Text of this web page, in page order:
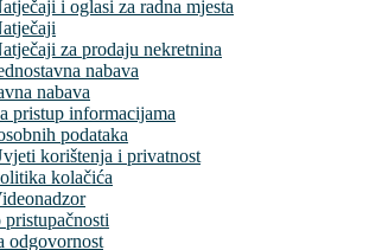
i oglasi za radna mjesta
za prodaju nekretnina
nabava
nabava
pristup informacijama
podataka
korištenja i privatnost
kolačića
odgovornost